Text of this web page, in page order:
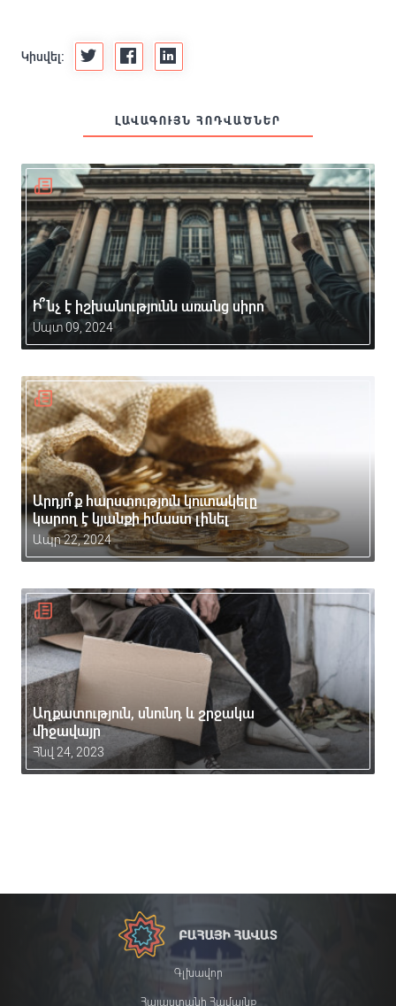
Կիսվել:
ԼԱՎԱԳՈՒՅՆ ՀՈԴՎԱԾՆԵՐ
Ի՞նչ է իշխանությունն առանց սիրո
Սպտ 09, 2024
Արդյո՞ք հարստություն կուտակելը
կարող է կյանքի իմաստ լինել
Ապր 22, 2024
Աղքատություն, սնունդ և շրջակա
միջավայր
Հնվ 24, 2023
Գլխավոր
Հայաստանի Համայնք